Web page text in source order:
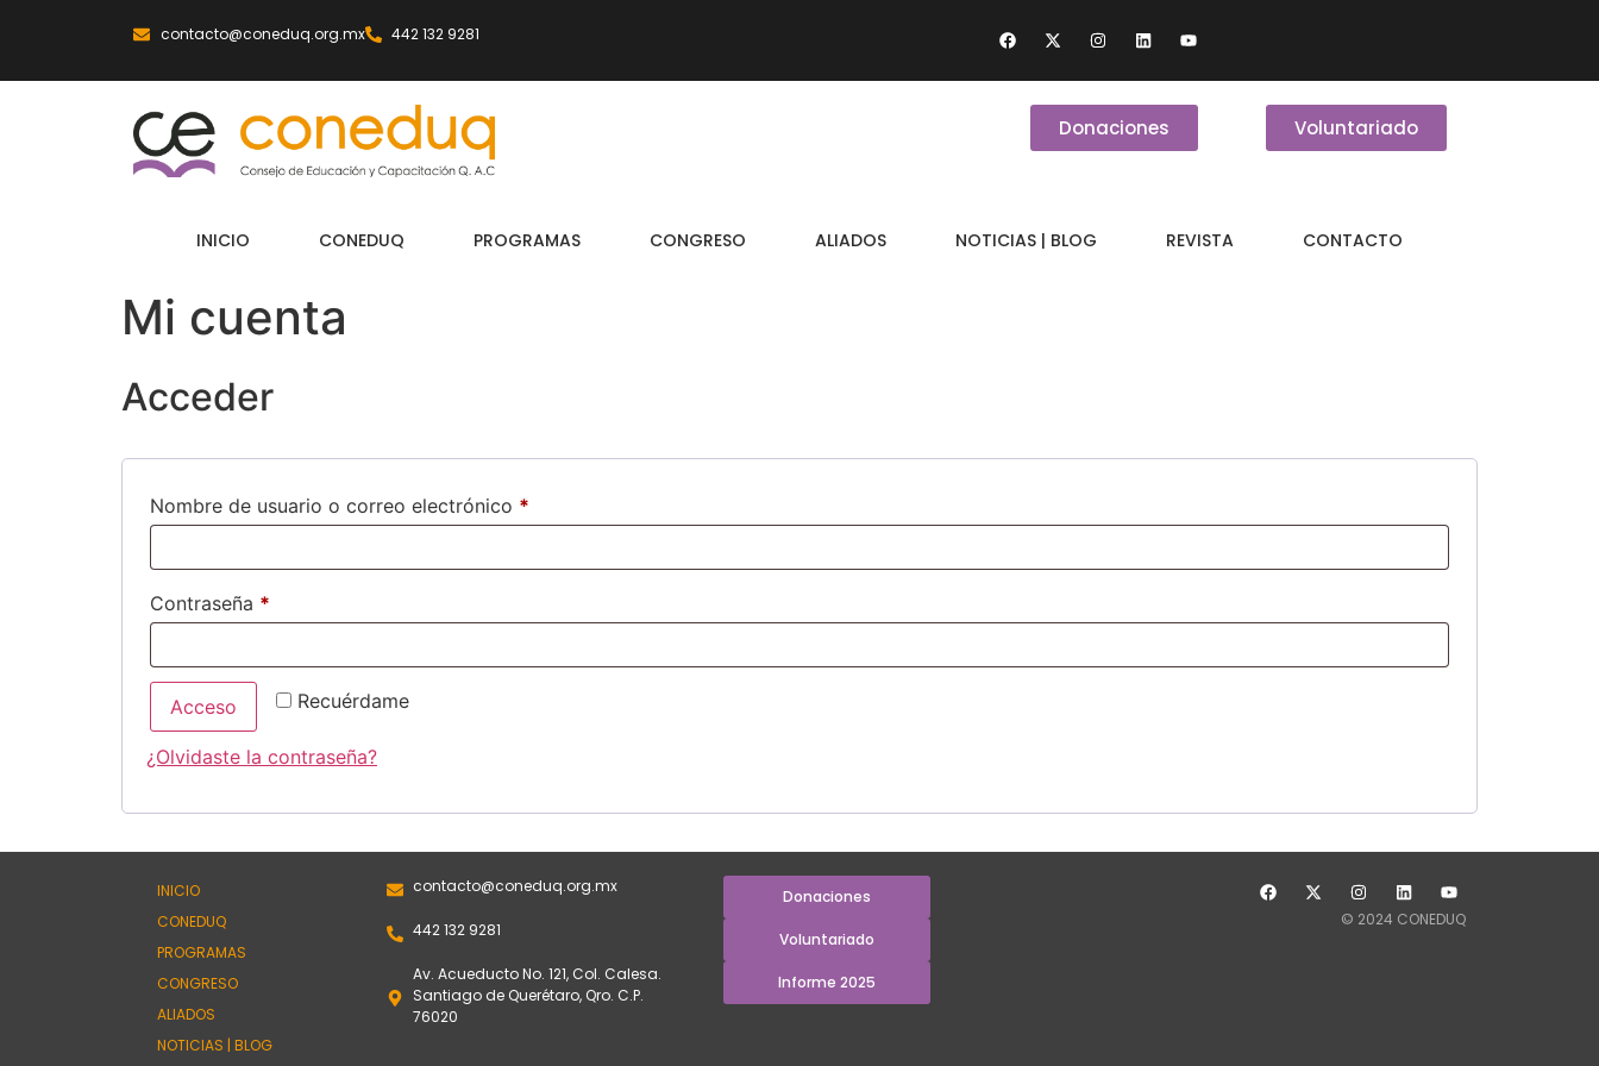
contacto@coneduq.org.mx 442 132 9281
Donaciones Voluntariado
INICIO CONEDUQ PROGRAMAS CONGRESO ALIADOS NOTICIAS | BLOG REVISTA CONTACTO
Mi cuenta
Acceder
Nombre de usuario o correo electrónico *
Contraseña *
Recuérdame
Acceso
¿Olvidaste la contraseña?
INICIO
CONEDUQ
PROGRAMAS
CONGRESO
ALIADOS
NOTICIAS | BLOG
contacto@coneduq.org.mx
442 132 9281
Av. Acueducto No. 121, Col. Calesa.
Santiago de Querétaro, Qro. C.P.
76020
Donaciones
Voluntariado
Informe 2025
© 2024 CONEDUQ